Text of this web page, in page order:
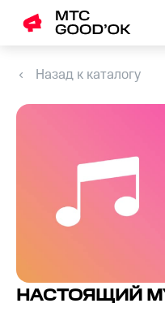
Назад к каталогу
НАСТОЯЩИЙ